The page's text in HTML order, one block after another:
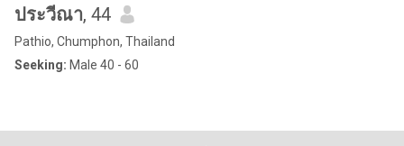
ประวีณา, 44
Pathio, Chumphon, Thailand
Seeking: Male 40 - 60